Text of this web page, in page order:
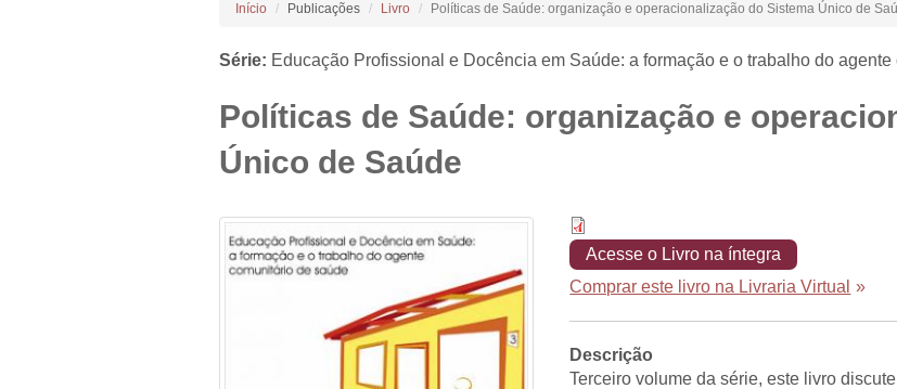
Início Publicações Livro Políticas de Saúde: organização e operacionalização do Sistema Único de
Série: Educação Profissional e Docência em Saúde: a formação e o trabalho do
Políticas de Saúde: organização e
Único de Saúde
Acesse o Livro na íntegra
Comprar este livro na Livraria Virtual
»
Descrição
Terceiro volume da série, este livro